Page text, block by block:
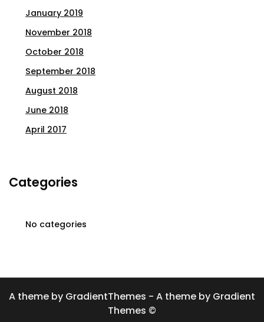
January 2019
November 2018
October 2018
September 2018
August 2018
June 2018
April 2017
Categories
No categories
A theme by GradientThemes - A theme by Gradient
Themes ©